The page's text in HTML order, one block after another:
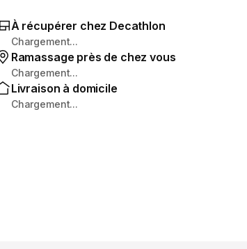
À récupérer chez Decathlon
Chargement...
Ramassage près de chez vous
Chargement...
Livraison à domicile
Chargement...